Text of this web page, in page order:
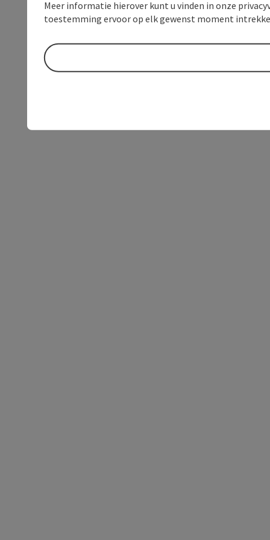
Meer informatie hierover kunt u vinden in onze
toestemming ervoor op elk gewenst moment